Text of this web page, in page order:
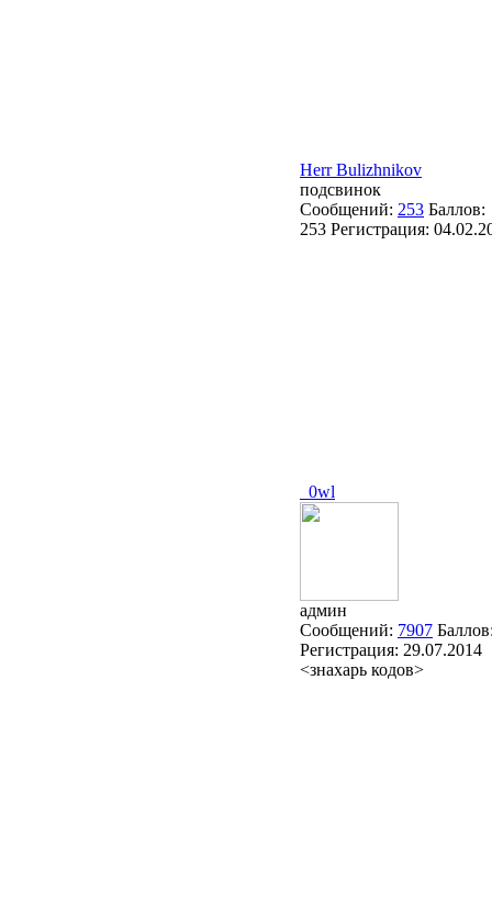
Herr Bulizhnikov
подсвинок
Сообщений: 253 Баллов:
253 Регистрация:
_0wl
админ
Сообщений: 7907
Регистрация: 29.07.2014
<знахарь кодов>